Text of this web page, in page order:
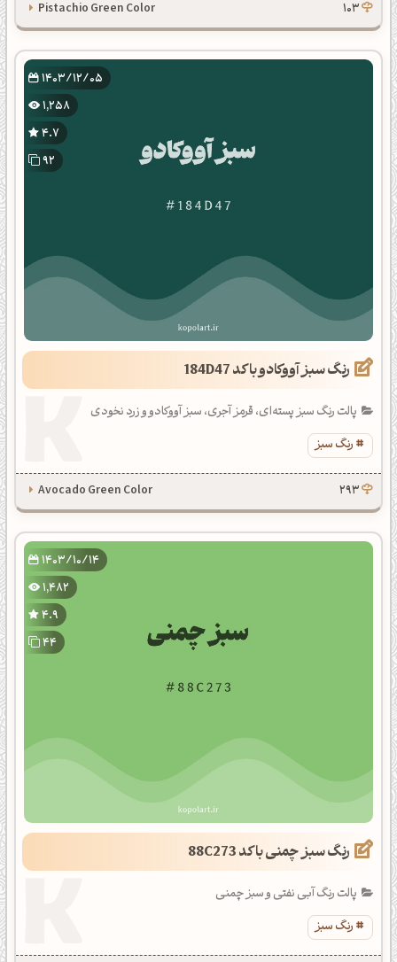
103
Pistachio Green Color
1403/12/05
1,258
4.7
92
رنگ سبز آووکادو با کد 184D47
پالت رنگ سبز پسته‌ای، قرمز آجری، سبز آووکادو و زرد نخودی
رنگ سبز
293
Avocado Green Color
1403/10/14
1,482
4.9
44
رنگ سبز چمنی با کد 88C273
پالت رنگ آبی نفتی و سبز چمنی
رنگ سبز